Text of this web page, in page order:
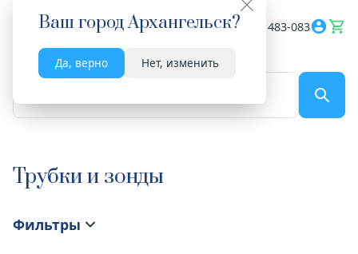
Ваш городАрхангельск?
Да, верно Нет, изменить
Весь сайт 8182 483-083
Трубки и зонды
Фильтры